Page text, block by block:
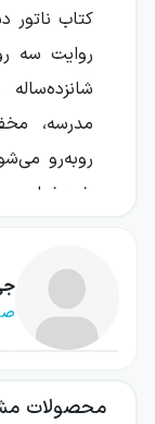
کتاب
روایت سه
مدرسه،
روبه‌رو
خودخواه و
جست‌وجوی
می‌کند که
محصولات